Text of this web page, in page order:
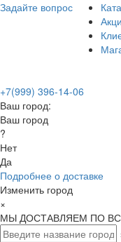
Задайте вопрос
+7(999) 396-14-06
Ваш город:
Ваш город
?
Нет
Да
Подробнее о доставке
Изменить город
×
МЫ ДОСТАВЛЯЕМ ПО